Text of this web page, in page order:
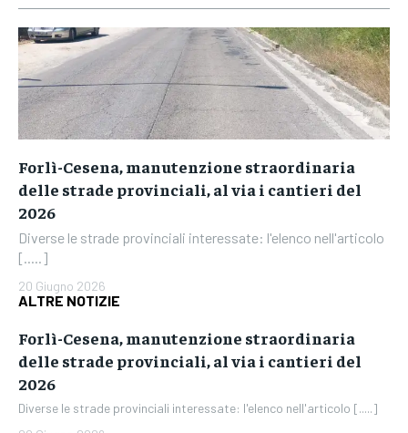
Forlì-Cesena, manutenzione straordinaria
delle strade provinciali, al via i cantieri del
2026
Diverse le strade provinciali interessate: l'elenco nell'articolo
[.....]
20 Giugno 2026
ALTRE NOTIZIE
Forlì-Cesena, manutenzione straordinaria
delle strade provinciali, al via i cantieri del
2026
Diverse le strade provinciali interessate: l'elenco nell'articolo [.....]